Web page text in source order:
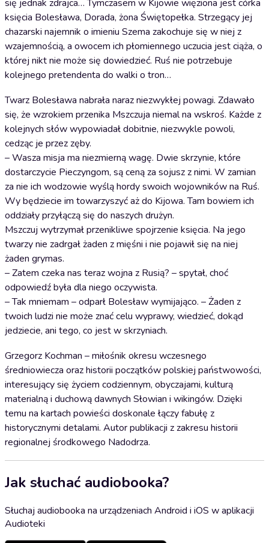
się jednak zdrajca… Tymczasem w Kijowie więziona jest córka
księcia Bolesława, Dorada, żona Świętopełka. Strzegący jej
chazarski najemnik o imieniu Szema zakochuje się w niej z
wzajemnością, a owocem ich płomiennego uczucia jest ciąża, o
której nikt nie może się dowiedzieć. Ruś nie potrzebuje
kolejnego pretendenta do walki o tron…
Twarz Bolesława nabrała naraz niezwykłej powagi. Zdawało
się, że wzrokiem przenika Mszczuja niemal na wskroś. Każde z
kolejnych słów wypowiadał dobitnie, niezwykle powoli,
cedząc je przez zęby.
– Wasza misja ma niezmierną wagę. Dwie skrzynie, które
dostarczycie Pieczyngom, są ceną za sojusz z nimi. W zamian
za nie ich wodzowie wyślą hordy swoich wojowników na Ruś.
Wy będziecie im towarzyszyć aż do Kijowa. Tam bowiem ich
oddziały przyłączą się do naszych drużyn.
Mszczuj wytrzymał przenikliwe spojrzenie księcia. Na jego
twarzy nie zadrgał żaden z mięśni i nie pojawił się na niej
żaden grymas.
– Zatem czeka nas teraz wojna z Rusią? – spytał, choć
odpowiedź była dla niego oczywista.
– Tak mniemam – odparł Bolesław wymijająco. – Żaden z
twoich ludzi nie może znać celu wyprawy, wiedzieć, dokąd
jedziecie, ani tego, co jest w skrzyniach.
Grzegorz Kochman – miłośnik okresu wczesnego
średniowiecza oraz historii początków polskiej państwowości,
interesujący się życiem codziennym, obyczajami, kulturą
materialną i duchową dawnych Słowian i wikingów. Dzięki
temu na kartach powieści doskonale łączy fabułę z
historycznymi detalami. Autor publikacji z zakresu historii
regionalnej środkowego Nadodrza.
Jak słuchać audiobooka?
Słuchaj audiobooka na urządzeniach Android i iOS w aplikacji
Audioteki